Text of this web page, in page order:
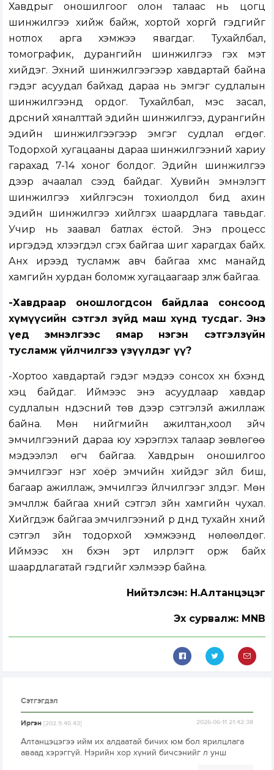
Хавдрыг оношилгоог олон талаас нь цогц
шинжилгээ хийж байж, хортой хоргүй гэдгийг
нотлох арга хэмжээ явагдаг. Тухайлбал,
томографик, дурангийн шинжилгээ гэх мэт
хийдэг. Эхний шинжилгээгээр хавдартай байна
гэдэг асуудал байхад дараа нь эмгэг судлалын
шинжилгээнд ордог. Тухайлбал, мэс засал,
дүрсний хяналттай эдийн шинжилгээ, дурангийн
эдийн шинжилгээгээр эмгэг судлал өгдөг.
Тодорхой хугацааны дараа шинжилгээний хариу
гарахад 7-14 хоног болдог. Эдийн шинжилгээ
дээр ачаалал үүсээд байдаг. Хувийн эмнэлэгт
шинжилгээ хийлгэсэн тохиолдол бид ахин
эдийн шинжилгээ хийлгэх шаардлага тавьдаг.
Учир нь заавал батлах ёстой. Энэ процесс
иргэдэд хүлээгдэл үүсгэх байгаа шиг харагдах байх.
Анх ирээд тусламж авч байгаа хүмүүс манайд
хамгийн хурдан боломж хугацаагаар үзүүлж байгаа.
-Хавдраар оношлогдсон байдлаа сонсоод
хүмүүсийн сэтгэл зүйд маш хүнд тусдаг. Энэ
үед эмнэлгээс ямар нэгэн сэтгэлзүйн
тусламж үйлчилгээ үзүүлдэг үү?
-Хортоо хавдартай гэдэг мэдээ сонсох хүн бүхэнд
хэцүү байдаг. Иймээс энэ асуудлаар хавдар
судлалын үндэсний төв дээр сэтгэлзүй ажиллаж
байна. Мөн нийгмийн ажилтан,хоол зүйч
эмчилгээний дараа юу хэрэглэх талаар зөвлөгөө
мэдээлэл өгч байгаа. Хавдрын оношилгоо
эмчилгээг нэг хоёр эмчийн хийдэг зүйл биш,
багаар ажиллаж, эмчилгээ үйлчилгээг үзүүлдэг. Мөн
эмчлүүлж байгаа хүний сэтгэл зүйн хамгийн чухал.
Хийгдэж байгаа эмчилгээний үр дүнд тухайн хүний
сэтгэл зүйн тодорхой хэмжээнд нөлөөлдөг.
Иймээс хүн бүхэн эрт илрүүлэгт орж байх
шаардлагатай гэдгийг хэлмээр байна.
Нийтэлсэн: Н.Алтанцэцэг
Эх сурвалж: MNB
Сэтгэгдэл
Иргэн[202.9.40.43] 2026-06-11 21:42:38
Алтанцэцэгээ ийм их алдаатай бичих юм бол ярилцлага
аваад хэрэггүй. Нэрийн хор хүний бичсэнийг л унш